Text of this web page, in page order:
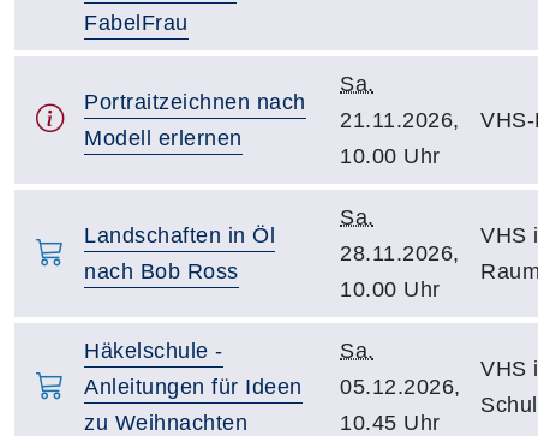
FabelFrau
Portraitzeichnen nach
Modell erlernen
Sa.
21.11.2026,
10.00 Uhr
Landschaften in Öl
nach Bob Ross
Sa.
28.11.2026,
10.00 Uhr
VHS
Häkelschule -
Anleitungen für Ideen
zu Weihnachten
Sa.
05.12.2026,
10.45 Uhr
VHS